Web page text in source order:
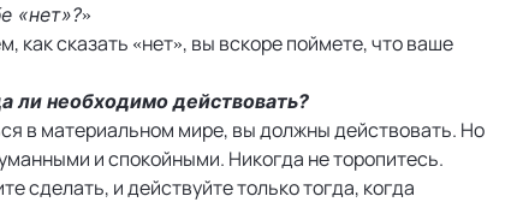
«нет»?»
как сказать «нет», вы вскоре поймете, что ваше
ли необходимо действовать?
в материальном мире, вы должны действовать. Но
и спокойными. Никогда не торопитесь.
сделать, и действуйте только тогда, когда